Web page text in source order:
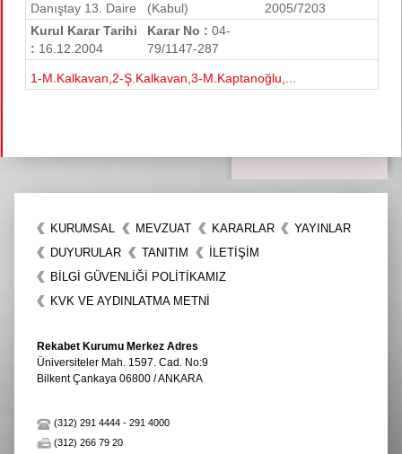
Danıştay 13. Daire
(Kabul)
2005/7203
Kurul Karar Tarihi
: 16.12.2004
Karar No : 04-
79/1147-287
1-M.Kalkavan,2-Ş.Kalkavan,3-M.Kaptanoğlu,...
KURUMSAL MEVZUAT KARARLAR
YAYINLAR
DUYURULAR
TANITIM
İLETIŞIM
BİLGİ GÜVENLİĞİ POLİTİKAMIZ
KVK VE AYDINLATMA METNİ
Rekabet Kurumu Merkez Adres
Üniversiteler Mah. 1597. Cad. No:9
Bilkent Çankaya 06800 / ANKARA
(312) 291 4444 - 291 4000
(312) 266 79 20